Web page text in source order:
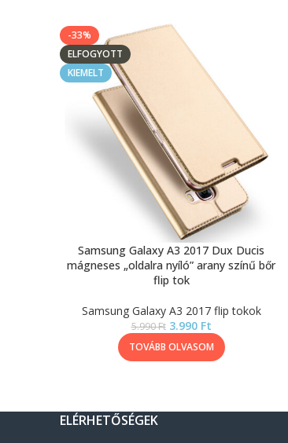
-33%
ELFOGYOTT
KIEMELT
Samsung Galaxy A3 2017 Dux Ducis
mágneses „oldalra nyíló” arany színű bőr
flip tok
Samsung Galaxy A3 2017 flip tokok
5.990Ft 3.990 Ft
TOVÁBB OLVASOM
ELÉRHETŐSÉGEK